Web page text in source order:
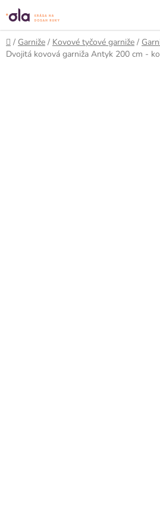
Prejsť
na
obsah
Domov
/ Garniže / Kovové tyčové garniže /
Dvojitá kovová garniža Antyk 200 cm -